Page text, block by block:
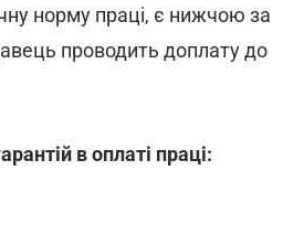
норму праці, є нижчою за
проводить доплату до
в оплаті праці: